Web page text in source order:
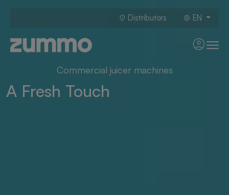
Distributors EN
Commercial juicer machines
The #1 juicer in retail
Discover The Yield Revolution
A Fresh Touch